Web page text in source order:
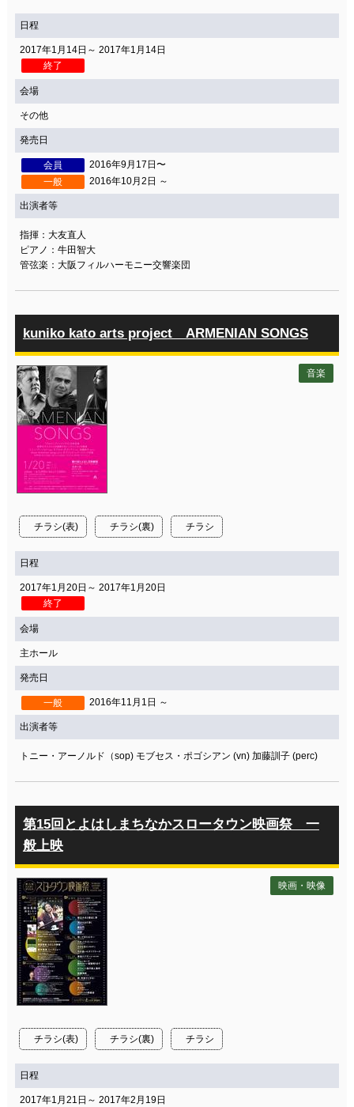
日程
2017年1月14日～ 2017年1月14日
終了
会場
その他
発売日
会員
2016年9月17日〜
一般
2016年10月2日 ～
出演者等
指揮：大友直人
ピアノ：牛田智大
管弦楽：大阪フィルハーモニー交響楽団
kuniko kato arts project ARMENIAN SONGS
チラシ(表) チラシ(裏) チラシ
音楽
日程
2017年1月20日～ 2017年1月20日
終了
会場
主ホール
発売日
一般 2016年11月1日 ～
出演者等
トニー・アーノルド（sop) モブセス・ポゴシアン (vn) 加藤訓子 (perc)
第15回とよはしまちなかスロータウン映画祭 一
般上映
チラシ(表) チラシ(裏) チラシ
映画・映像
日程
2017年1月21日～ 2017年2月19日